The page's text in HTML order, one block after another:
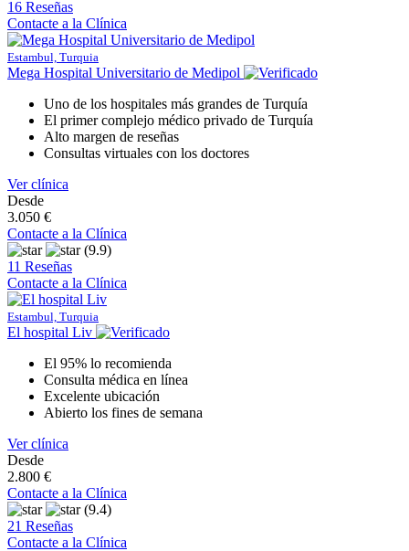
16 Reseñas
Contacte a la Clínica
Estambul, Turquia
Mega Hospital Universitario de Medipol
Uno de los hospitales más grandes de Turquía
El primer complejo médico privado de Turquía
Alto margen de reseñas
Consultas virtuales con los doctores
Ver clínica
Desde
3.050 €
Contacte a la Clínica
(9.9)
11 Reseñas
Contacte a la Clínica
Estambul, Turquia
El hospital Liv
El 95% lo recomienda
Consulta médica en línea
Excelente ubicación
Abierto los fines de semana
Ver clínica
Desde
2.800 €
Contacte a la Clínica
(9.4)
21 Reseñas
Contacte a la Clínica